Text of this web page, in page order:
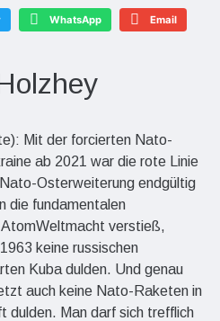
WhatsApp Email
Mit der forcierten Nato-
ab 2021 war die rote Linie
Osterweiterung endgültig
die fundamentalen
verstieß,
keine russischen
Kuba dulden. Und genau
auch keine Nato-Raketen in
dulden. Man darf sich trefflich